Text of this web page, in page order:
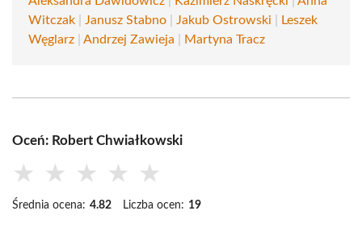
Witczak
Janusz Stabno Jakub Ostrowski
Leszek
Węglarz
Andrzej Zawieja Martyna Tracz
Oceń: Robert Chwiałkowski
★ ★ ★ ★ ★
Średnia ocena: 4.82 Liczba ocen: 19